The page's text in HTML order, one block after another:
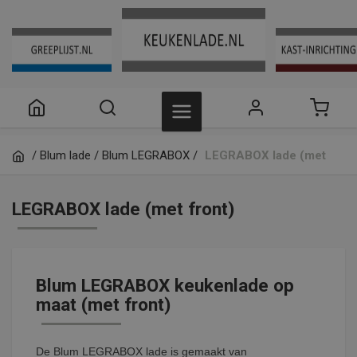
/ Blum lade / Blum LEGRABOX / LEGRABOX lade (met
LEGRABOX lade (met front)
Blum LEGRABOX keukenlade op
maat (met front)
De Blum LEGRABOX lade is gemaakt van